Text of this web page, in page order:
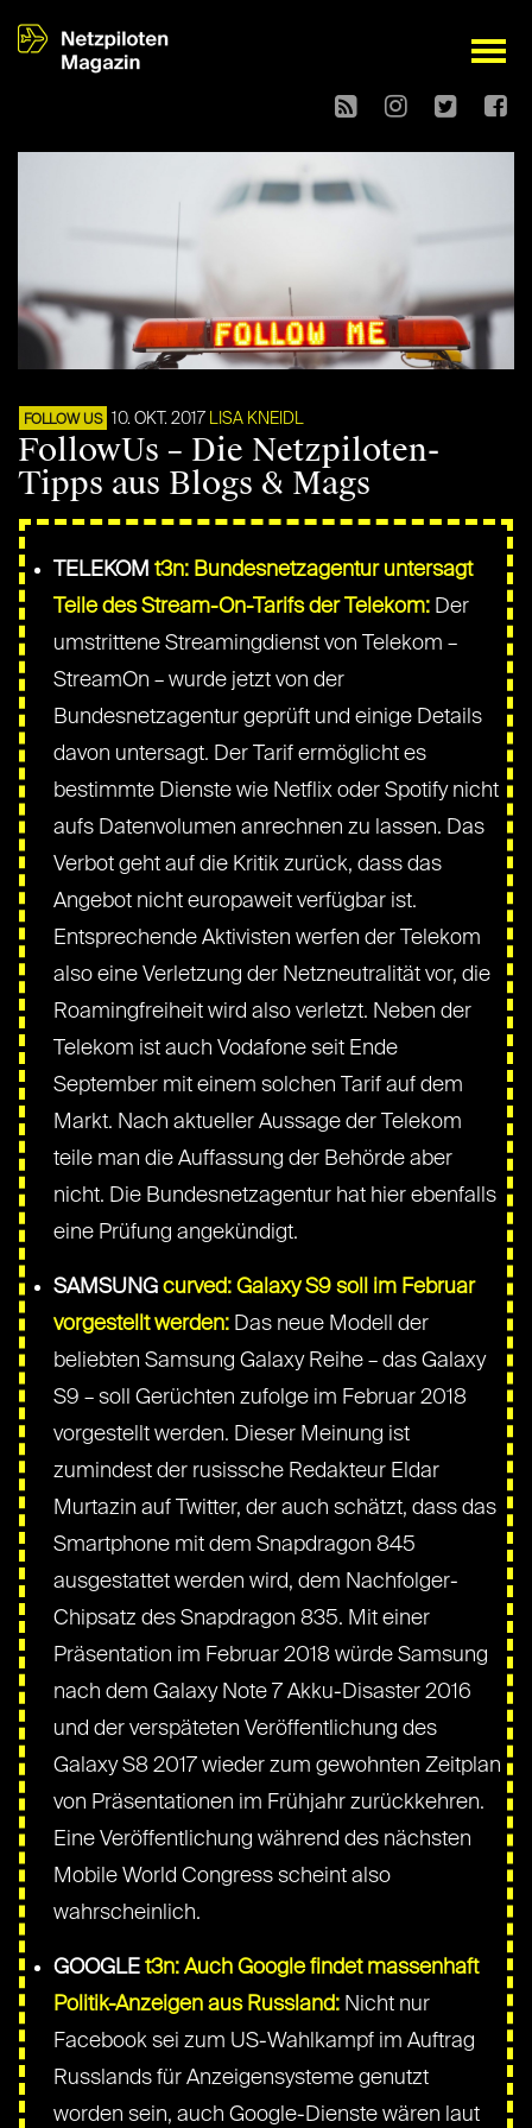
open
FOLLOW US 10. OKT. 2017 LISA KNEIDL
FollowUs – Die Netzpiloten-
Tipps aus Blogs & Mags
TELEKOMt3n: Bundesnetzagentur untersagt
Teile des Stream-On-Tarifs der Telekom: Der
umstrittene Streamingdienst von Telekom –
StreamOn – wurde jetzt von der
Bundesnetzagentur geprüft und einige Details
davon untersagt. Der Tarif ermöglicht es
bestimmte Dienste wie Netflix oder Spotify nicht
aufs Datenvolumen anrechnen zu lassen. Das
Verbot geht auf die Kritik zurück, dass das
Angebot nicht europaweit verfügbar ist.
Entsprechende Aktivisten werfen der Telekom
also eine Verletzung der Netzneutralität vor, die
Roamingfreiheit wird also verletzt. Neben der
Telekom ist auch Vodafone seit Ende
September mit einem solchen Tarif auf dem
Markt. Nach aktueller Aussage der Telekom
teile man die Auffassung der Behörde aber
nicht. Die Bundesnetzagentur hat hier ebenfalls
eine Prüfung angekündigt.
SAMSUNGcurved: Galaxy S9 soll im Februar
vorgestellt werden: Das neue Modell der
beliebten Samsung Galaxy Reihe – das Galaxy
S9 – soll Gerüchten zufolge im Februar 2018
vorgestellt werden. Dieser Meinung ist
zumindest der rusissche Redakteur Eldar
Murtazin auf Twitter, der auch schätzt, dass das
Smartphone mit dem Snapdragon 845
ausgestattet werden wird, dem Nachfolger-
Chipsatz des Snapdragon 835. Mit einer
Präsentation im Februar 2018 würde Samsung
nach dem Galaxy Note 7 Akku-Disaster 2016
und der verspäteten Veröffentlichung des
Galaxy S8 2017 wieder zum gewohnten Zeitplan
von Präsentationen im Frühjahr zurückkehren.
Eine Veröffentlichung während des nächsten
Mobile World Congress scheint also
wahrscheinlich.
GOOGLEt3n: Auch Google findet massenhaft
Politik-Anzeigen aus Russland: Nicht nur
Facebook sei zum US-Wahlkampf im Auftrag
Russlands für Anzeigensysteme genutzt
worden sein, auch Google-Dienste wären laut